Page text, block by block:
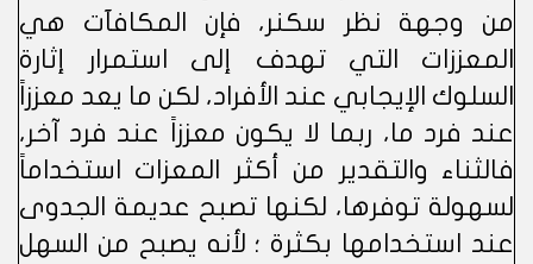
من وجهة نظر سكنر، فإن المكافآت هي
المعززات التي تهدف إلى استمرار إثارة
السلوك الإيجابي عند الأفراد، لكن ما يعد معززاً
عند فرد ما، ربما لا يكون معززاً عند فرد آخر،
فالثناء والتقدير من أكثر المعزات استخداماً
لسهولة توفرها، لكنها تصبح عديمة الجدوى
عند استخدامها بكثرة ؛ لأنه يصبح من السهل